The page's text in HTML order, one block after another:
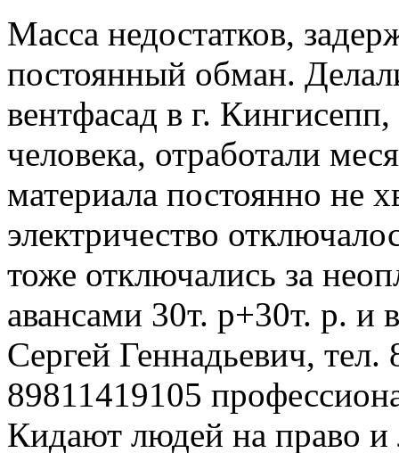
Масса недостатков,
постоянный обман.
вентфасад в г.
человека, отработали
материала постоянно не
электричество
тоже отключались за
авансами 30т. р+30т. р. и
Сергей Геннадьевич, тел.
89811419105
Кидают людей на право и